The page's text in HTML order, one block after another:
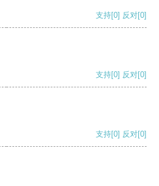
支持[0] 反对[0]
支持[0] 反对[0]
支持[0] 反对[0]